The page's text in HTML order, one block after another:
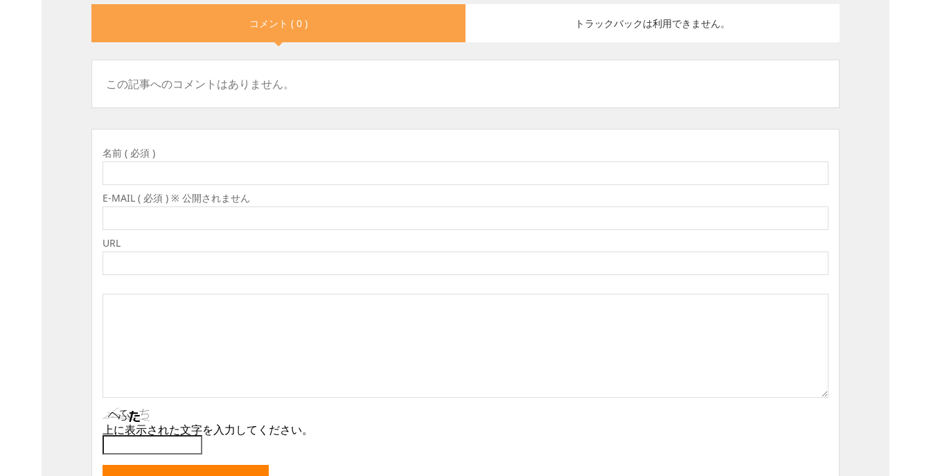
コメント ( 0 ) トラックバックは利用できません。
この記事へのコメントはありません。
名前 ( 必須 )
E-MAIL ( 必須 ) ※ 公開されません
URL
上に表示された文字を入力してください。